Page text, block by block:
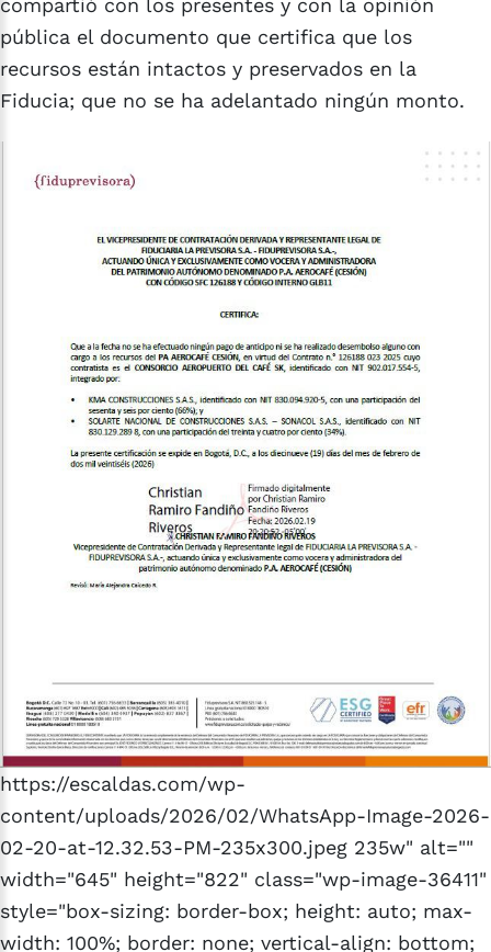
compartió con los presentes y con la opinión
pública el documento que certifica que los
recursos están intactos y preservados en la
Fiducia; que no se ha adelantado ningún monto.
https://escaldas.com/wp-
content/uploads/2026/02/WhatsApp-Image-2026-
02-20-at-12.32.53-PM-235x300.jpeg 235w" alt=""
width="645" height="822" class="wp-image-36411"
style="box-sizing: border-box; height: auto; max-
width: 100%; border: none; vertical-align: bottom;